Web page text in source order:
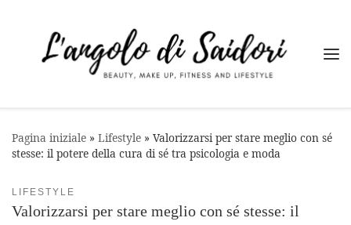
Pagina iniziale » Lifestyle » Valorizzarsi per stare meglio con sé
stesse: il potere della cura di sé tra psicologia e moda
LIFESTYLE
Valorizzarsi per stare meglio con sé stesse: il